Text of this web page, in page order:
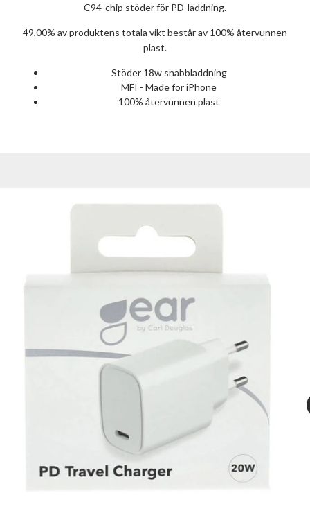
C94-chip stöder för PD-laddning.
49,00% av produktens totala vikt består av 100% återvunnen
plast.
Stöder 18w snabbladdning
MFI - Made for iPhone
100% återvunnen plast